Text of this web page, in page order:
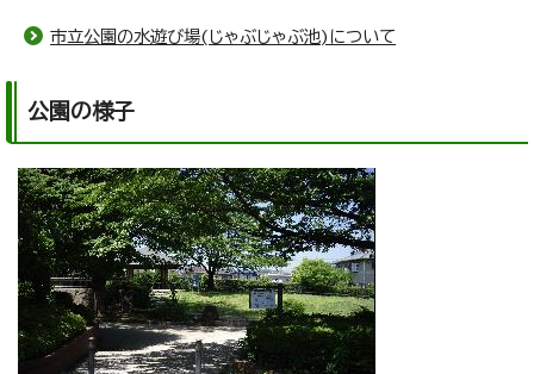
市立公園の水遊び場(じゃぶじゃぶ池)について
公園の様子